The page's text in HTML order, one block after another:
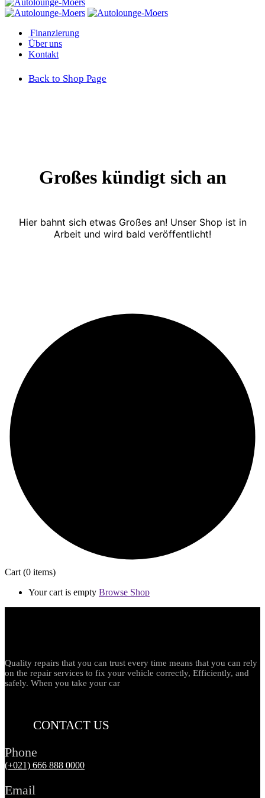
Finanzierung
Über uns
Kontakt
Back to Shop Page
Großes kündigt sich an
Hier bahnt sich etwas Großes an! Unser Shop ist in
Arbeit und wird bald veröffentlicht!
Cart (0 items)
Your cart is empty Browse Shop
Quality repairs that you can trust every time means that you can rely
on the repair services to fix your vehicle correctly, Efficiently, and
safely. When you take your car
CONTACT US
Phone
(+021) 666 888 0000
Email